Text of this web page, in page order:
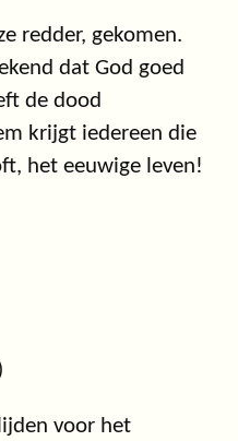
redder, gekomen.
dat God goed
de dood
krijgt iedereen die
het eeuwige leven!
voor het